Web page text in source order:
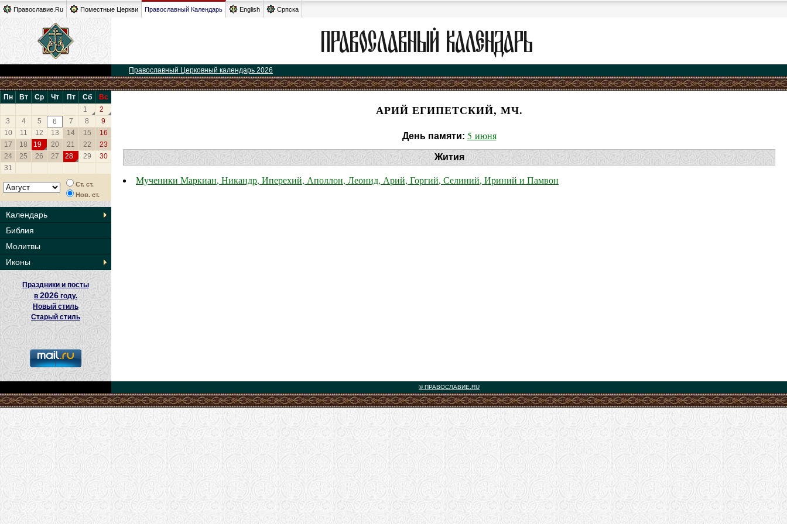
Православие.Ru Поместные Церкви Православный Календарь English Српска
Православный Церковный календарь 2026
Пн Вт Ср Чт Пт Сб
Вс
1
2
3
4 5 6 7 8
9
10
11 12 13 14 15
16
17
18 19 20 21 22
23
24
25 26 27 28 29
30
31
Ст. ст.
Нов. ст.
Календарь
Библия
Молитвы
Иконы
Праздники и посты
в2026 году.
Новый стиль
Старый стиль
АРИЙ ЕГИПЕТСКИЙ, МЧ.
День памяти: 5 июня
Жития
Мученики Маркиан, Никандр, Иперехий, Аполлон, Леонид, Арий, Горгий, Селиний, Ириний и Памвон
© ПРАВОСЛАВИЕ.RU